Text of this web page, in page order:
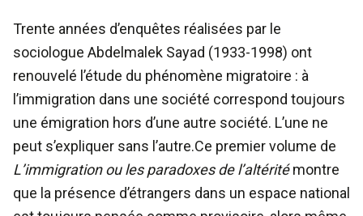
Trente années d’enquêtes réalisées par le
sociologue Abdelmalek Sayad (1933-1998) ont
renouvelé l’étude du phénomène migratoire : à
l’immigration dans une société correspond toujours
une émigration hors d’une autre société. L’une ne
peut s’expliquer sans l’autre.Ce premier volume de
L’immigration ou les paradoxes de l’altéritémontre
que la présence d’étrangers dans un espace national